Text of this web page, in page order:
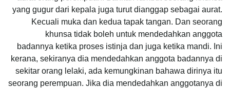
yang gugur dari kepala juga turut dianggap sebagai aurat.
Kecuali muka dan kedua tapak tangan. Dan seorang
khunsa tidak boleh untuk mendedahkan anggota
badannya ketika proses istinja dan juga ketika mandi. Ini
kerana, sekiranya dia mendedahkan anggota badannya di
sekitar orang lelaki, ada kemungkinan bahawa dirinya itu
seorang perempuan. Jika dia mendedahkan anggotanya di